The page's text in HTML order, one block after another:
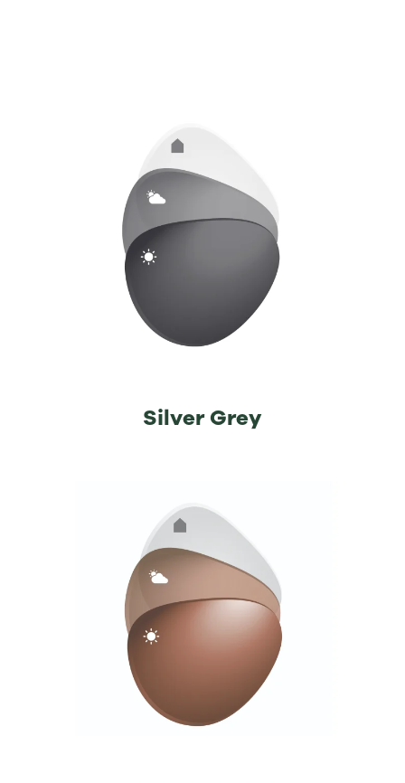
Silver Grey